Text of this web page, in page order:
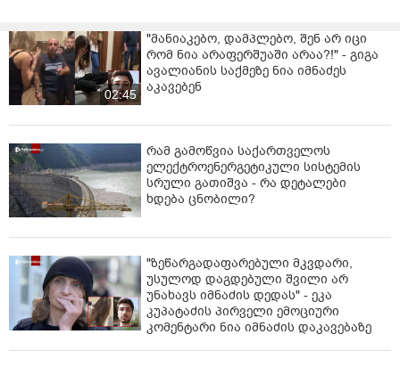
02:45
"მანიაკებო, დამპლებო, შენ არ იცი
რომ ნია არაფერშუაში არაა?!" - გიგა
ავალიანის საქმეზე ნია იმნაძეს
აკავებენ
რამ გამოწვია საქართველოს
ელექტროენერგეტიკული სისტემის
სრული გათიშვა - რა დეტალები
ხდება ცნობილი?
"ზეწარგადაფარებული მკვდარი,
უსულოდ დაგდებული შვილი არ
უნახავს იმნაძის დედას" - ეკა
კუპატაძის პირველი ემოციური
კომენტარი ნია იმნაძის დაკავებაზე